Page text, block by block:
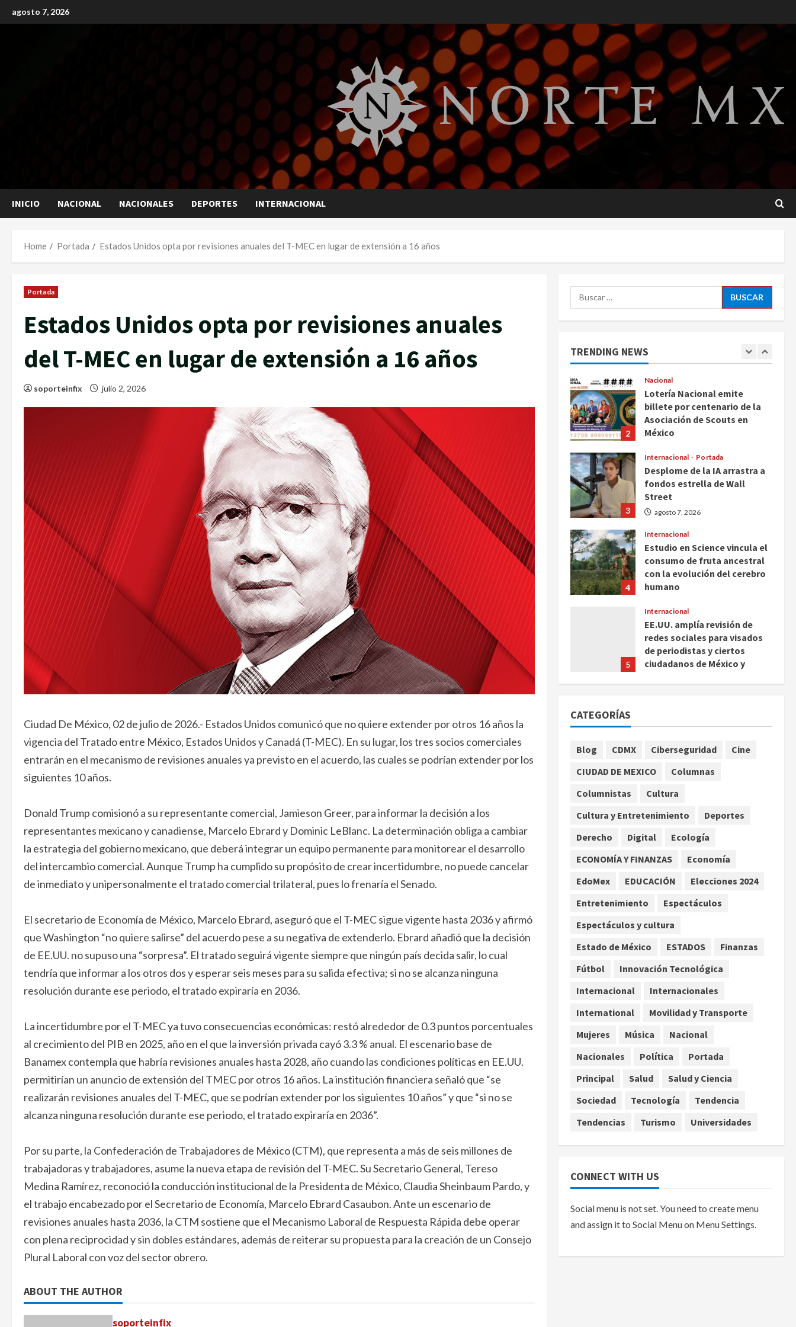
to
agosto 7, 2026
INICIO NACIONAL NACIONALES DEPORTES INTERNACIONAL
Home Portada Estados Unidos opta por revisiones anuales del T-MEC en lugar de extensión a 16 años
Portada
Estados Unidos opta por revisiones anuales
del T-MEC en lugar de extensión a 16 años
soporteinfix julio 2, 2026
Ciudad De México, 02 de julio de 2026.- Estados Unidos comunicó que no quiere extender por otros 16 años la
vigencia del Tratado entre México, Estados Unidos y Canadá (T-MEC). En su lugar, los tres socios comerciales
entrarán en el mecanismo de revisiones anuales ya previsto en el acuerdo, las cuales se podrían extender por los
siguientes 10 años.
Donald Trump comisionó a su representante comercial, Jamieson Greer, para informar la decisión a los
representantes mexicano y canadiense, Marcelo Ebrard y Dominic LeBlanc. La determinación obliga a cambiar
la estrategia del gobierno mexicano, que deberá integrar un equipo permanente para monitorear el desarrollo
del intercambio comercial. Aunque Trump ha cumplido su propósito de crear incertidumbre, no puede cancelar
de inmediato y unipersonalmente el tratado comercial trilateral, pues lo frenaría el Senado.
El secretario de Economía de México, Marcelo Ebrard, aseguró que el T-MEC sigue vigente hasta 2036 y afirmó
que Washington “no quiere salirse” del acuerdo pese a su negativa de extenderlo. Ebrard añadió que la decisión
de EE.UU. no supuso una “sorpresa”. El tratado seguirá vigente siempre que ningún país decida salir, lo cual
tendría que informar a los otros dos y esperar seis meses para su salida efectiva; si no se alcanza ninguna
resolución durante ese periodo, el tratado expiraría en 2036.
La incertidumbre por el T-MEC ya tuvo consecuencias económicas: restó alrededor de 0.3 puntos porcentuales
al crecimiento del PIB en 2025, año en el que la inversión privada cayó 3.3 % anual. El escenario base de
Banamex contempla que habría revisiones anuales hasta 2028, año cuando las condiciones políticas en EE.UU.
permitirían un anuncio de extensión del TMEC por otros 16 años. La institución financiera señaló que “se
realizarán revisiones anuales del T-MEC, que se podrían extender por los siguientes 10 años” y que “si no se
alcanza ninguna resolución durante ese periodo, el tratado expiraría en 2036”.
Por su parte, la Confederación de Trabajadores de México (CTM), que representa a más de seis millones de
trabajadoras y trabajadores, asume la nueva etapa de revisión del T-MEC. Su Secretario General, Tereso
Medina Ramírez, reconoció la conducción institucional de la Presidenta de México, Claudia Sheinbaum Pardo, y
el trabajo encabezado por el Secretario de Economía, Marcelo Ebrard Casaubon. Ante un escenario de
revisiones anuales hasta 2036, la CTM sostiene que el Mecanismo Laboral de Respuesta Rápida debe operar
con plena reciprocidad y sin dobles estándares, además de reiterar su propuesta para la creación de un Consejo
Plural Laboral con voz del sector obrero.
ABOUT THE AUTHOR
soporteinfix
Buscar:
TRENDING NEWS
2
billete por centenario de la
Asociación de Scouts en
agosto 7, 2026
3
Internacional Portada
Desplome de la IA arrastra a
fondos estrella de Wall
Street
agosto 7, 2026
con la evolución del cerebro
agosto 7, 2026
de periodistas y ciertos
agosto 7, 2026
1
2
Nacional
Lotería Nacional emite
billete por centenario de la
Asociación de Scouts en
México
3
Internacional Portada
Desplome de la IA arrastra a
fondos estrella de Wall
Street
agosto 7, 2026
4
Internacional
Estudio en Science vincula el
consumo de fruta ancestral
con la evolución del cerebro
humano
5
Internacional
EE.UU. amplía revisión de
redes sociales para visados
de periodistas y ciertos
ciudadanos de México y
Morelia
2
Lotería Nacional emite
billete por centenario de la
México
agosto 7, 2026
Internacional Portada
Desplome de la IA arrastra a
Street
agosto 7, 2026
4
Estudio en Science vincula el
consumo de fruta ancestral
humano
agosto 7, 2026
Internacional
EE.UU. amplía revisión de
de periodistas y ciertos
Canadá
agosto 7, 2026
CATEGORÍAS
Blog CDMX Ciberseguridad
Cine
CIUDAD DE MEXICO
Columnas
Columnistas
Cultura
Cultura y Entretenimiento
Deportes
Derecho
Digital
Ecología
ECONOMÍA Y FINANZAS
Economía
EdoMex
EDUCACIÓN
Elecciones 2024
Entretenimiento
Espectáculos
Espectáculos y cultura
Estado de México
ESTADOS
Finanzas
Fútbol
Innovación Tecnológica
Internacional
Internacionales
International
Movilidad y Transporte
Mujeres
Música
Nacional
Nacionales
Política
Portada
Principal
Salud
Salud y Ciencia
Sociedad
Tecnología
Tendencia
Tendencias
Turismo Universidades
CONNECT WITH US
Social menu is not set. You need to create menu
and assign it to Social Menu on Menu Settings.